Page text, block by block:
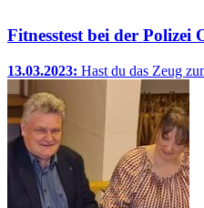
Fitnesstest bei der Polizei
13.03.2023: Hast du das Zeug